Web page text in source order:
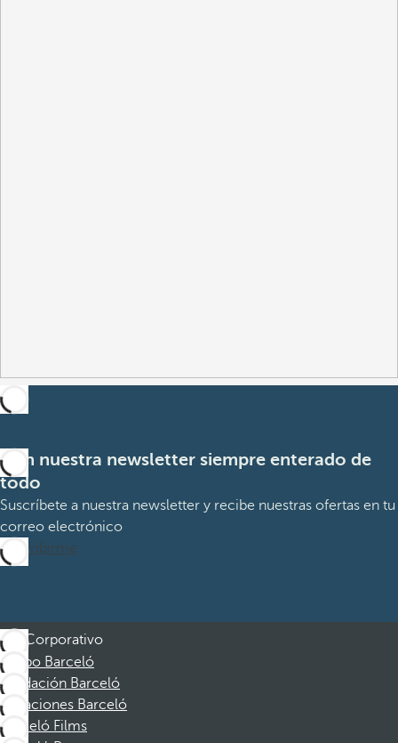
Con nuestra newsletter siempre enterado de
todo
Suscríbete a nuestra newsletter y recibe nuestras ofertas en tu
correo electrónico
Suscribirme
Corporativo
Grupo Barceló
Fundación Barceló
Vacaciones Barceló
Barceló Films